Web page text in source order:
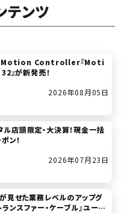
テンツ
Motion Controller『Moti
』が新発売！
2026年08月05日
店頭限定・大決算！現金一括
ン！
2026年07月23日
見せた業務レベルのアップグ
ンスファー・ケーブル』ユーザ